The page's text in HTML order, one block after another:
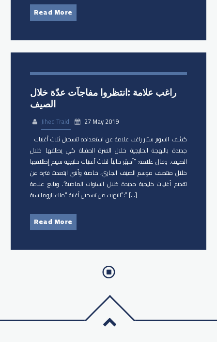
Read More
راغب علامة :انتظروا مفاجآت عدّة خلال
الصيف
Jihed Traidi
27 May 2019
جديدة باللهجة الخليجية خلال الفترة المقبلة كي يطلقها خلال
الصيف. وقال علامة: “أجهّز حالياً لثلاث أغنيات خليجية سيتم إطلاقها
خلال منتصف موسم الصيف الجاري، خاصة وأنني ابتعدت فترة عن
تقديم أغنيات خليجية جديدة خلال السنوات الماضية”. وتابع علامة
:”انتهيت من تسجيل أغنية “ملك الرومانسية” […]
Read More